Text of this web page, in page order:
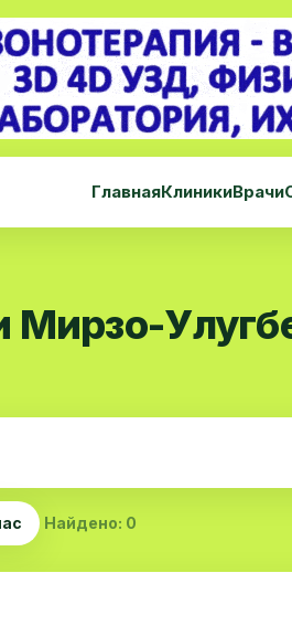
ГлавнаяКлиникиВрачи
Найдено: 0